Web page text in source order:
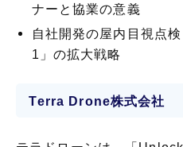
ナーと協業の意義
自社開発の屋内目視点
1」の拡大戦略
Terra Drone株式会社